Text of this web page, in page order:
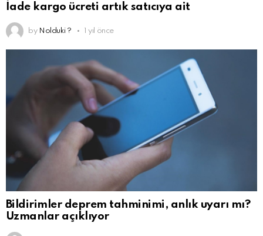
İade kargo ücreti artık satıcıya ait
by Nolduki ? 1 yıl önce
Bildirimler deprem tahminimi, anlık uyarı mı?
Uzmanlar açıklıyor